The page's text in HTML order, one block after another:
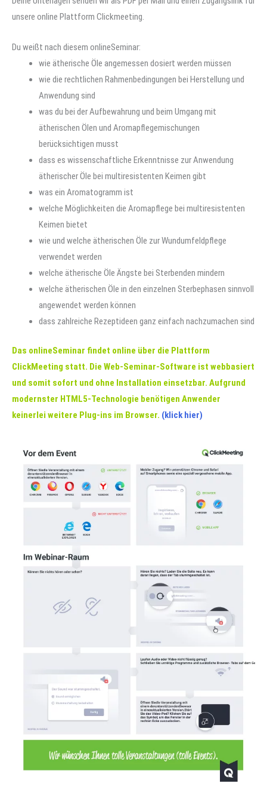
unsere online Plattform Clickmeeting.
Du weißt nach diesem onlineSeminar:
wie ätherische Öle angemessen dosiert werden müssen
wie die rechtlichen Rahmenbedingungen bei Herstellung und
Anwendung sind
was du bei der Aufbewahrung und beim Umgang mit
ätherischen Ölen und Aromapflegemischungen
berücksichtigen musst
dass es wissenschaftliche Erkenntnisse zur Anwendung
ätherischer Öle bei multiresistenten Keimen gibt
was ein Aromatogramm ist
welche Möglichkeiten die Aromapflege bei multiresistenten
Keimen bietet
wie und welche ätherischen Öle zur Wundumfeldpflege
verwendet werden
welche ätherische Öle Ängste bei Sterbenden mindern
welche ätherischen Öle in den einzelnen Sterbephasen sinnvoll
angewendet werden können
dass zahlreiche Rezeptideen ganz einfach nachzumachen sind
Das onlineSeminar findet online über die Plattform
ClickMeeting statt. Die Web-Seminar-Software ist webbasiert
und somit sofort und ohne Installation einsetzbar. Aufgrund
modernster HTML5-Technologie benötigen Anwender
keinerlei weitere Plug-ins im Browser. (klick hier)